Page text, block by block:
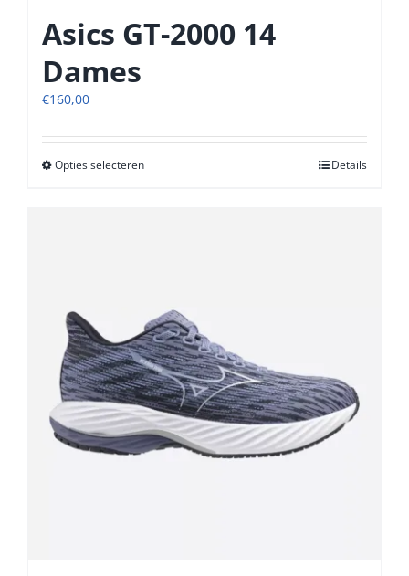
Asics GT-2000 14
Dames
€160,00
Opties selecterenDit
gekozen
worden
op
de
productpagina
Details